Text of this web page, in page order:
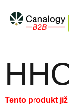
obsah
Tento produkt